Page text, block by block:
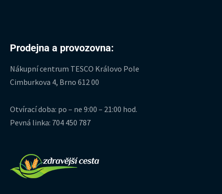
Prodejna a provozovna:
Nákupní centrum TESCO Královo Pole
Cimburkova 4, Brno 612 00
Otvírací doba: po – ne 9:00 – 21:00 hod.
Pevná linka: 704 450 787